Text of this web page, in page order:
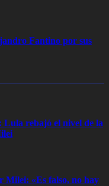
Fantino por sus
rebajó el nivel de la
Milei: «Es falso, no hay